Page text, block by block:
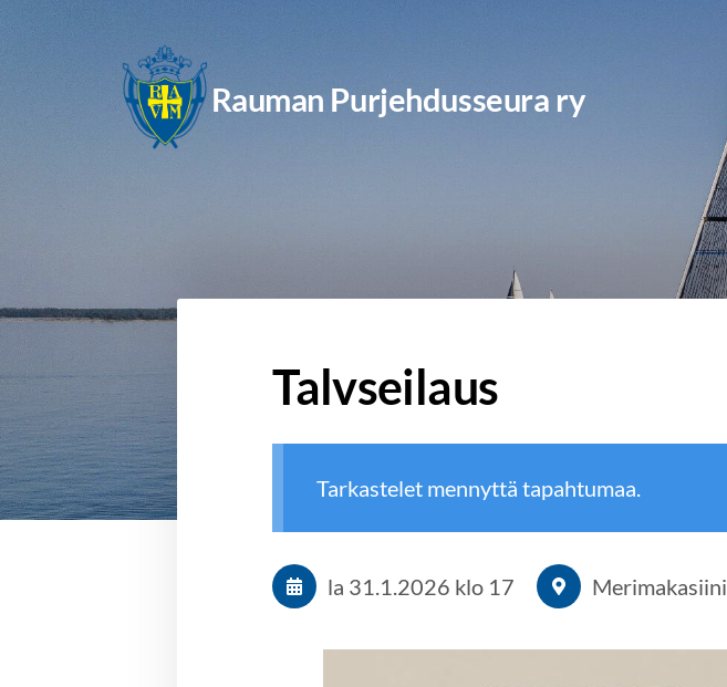
Siirry
sivun
sisältöön
Rauman Purjehdusseura ry
Talvseilaus
Tarkastelet mennyttä tapahtumaa.
la 31.1.2026 klo 17 Merimakasiini